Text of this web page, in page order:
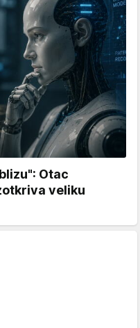
Otac
veliku